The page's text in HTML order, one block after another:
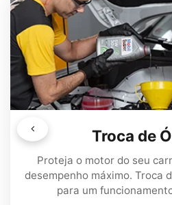
Troca de
Proteja o motor do seu
desempenho máximo. Troca
para um